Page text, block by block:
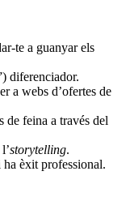
te a guanyar els
diferenciador.
a webs d’ofertes de
de feina a través del
storytelling.
èxit professional.